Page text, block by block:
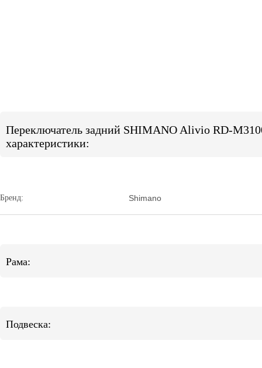
Переключатель задний SHIMANO Alivio RD-
характеристики:
Бренд: Shimano
Рама:
Подвеска: